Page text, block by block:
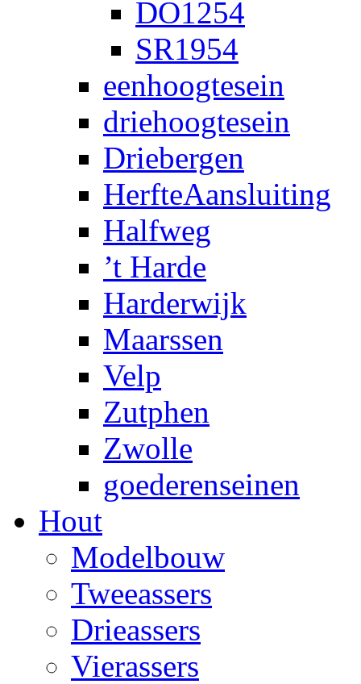
DO1254
SR1954
eenhoogtesein
driehoogtesein
Driebergen
HerfteAansluiting
Halfweg
’t Harde
Harderwijk
Maarssen
Velp
Zutphen
Zwolle
goederenseinen
Hout
Modelbouw
Tweeassers
Drieassers
Vierassers